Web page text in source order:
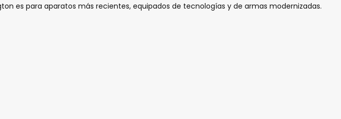
es para aparatos más recientes, equipados de tecnologías y de armas modernizadas.